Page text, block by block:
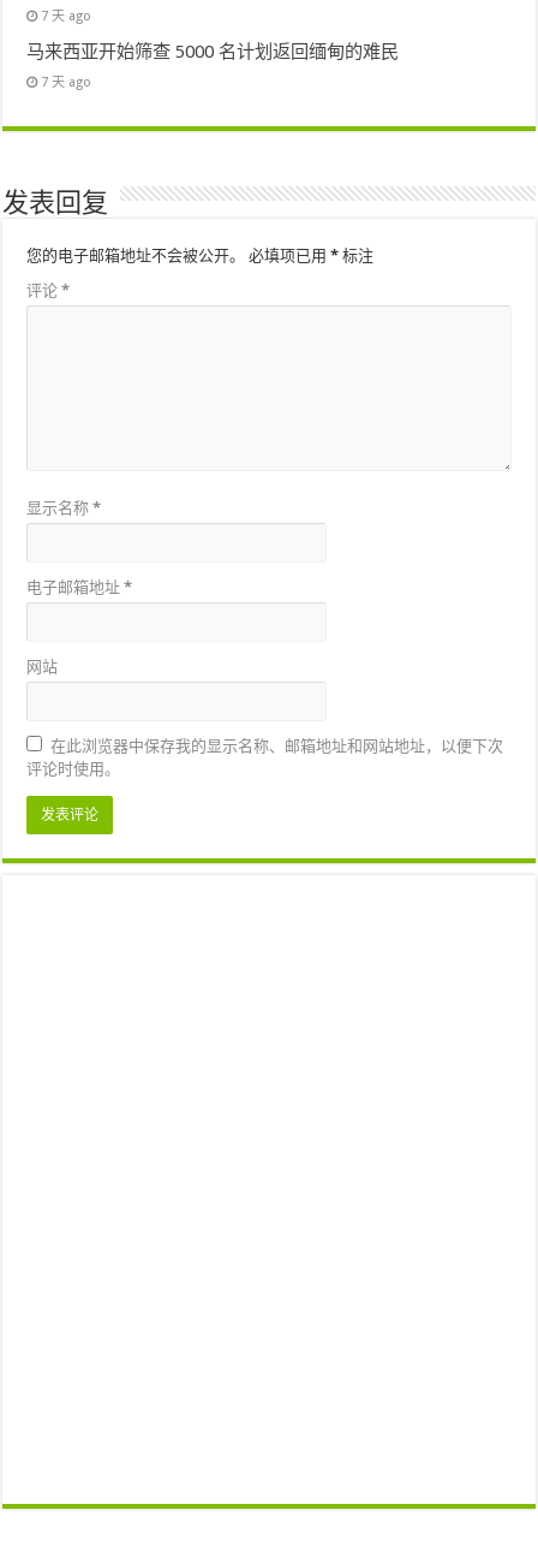
7 天 ago
马来西亚开始筛查 5000 名计划返回缅甸的难民
7 天 ago
发表回复
您的电子邮箱地址不会被公开。 必填项已用* 标注
评论*
显示名称*
电子邮箱地址*
网站
在此浏览器中保存我的显示名称、邮箱地址和网站地址，以便下次
评论时使用。